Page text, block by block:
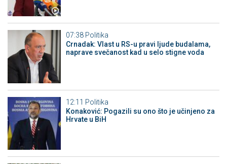
07:38 Politika
Crnadak: Vlast u RS-u pravi ljude budalama,
naprave svečanost kad u selo stigne voda
12:11 Politika
Konaković: Pogazili su ono što je učinjeno za
Hrvate u BiH